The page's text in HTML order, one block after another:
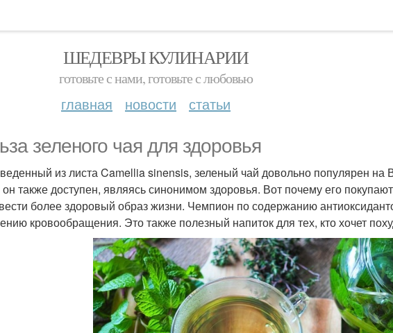
ШЕДЕВРЫ КУЛИНАРИИ
готовьте с нами, готовьте с любовью
главная новости статьи
зеленого чая для здоровья
из листа Camellia sinensis, зеленый чай довольно популярен на
также доступен, являясь синонимом здоровья. Вот почему его
более здоровый образ жизни. Чемпион по содержанию
кровообращения. Это также полезный напиток для тех, кто хочет